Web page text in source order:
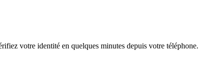
votre identité en quelques minutes depuis votre téléphone.